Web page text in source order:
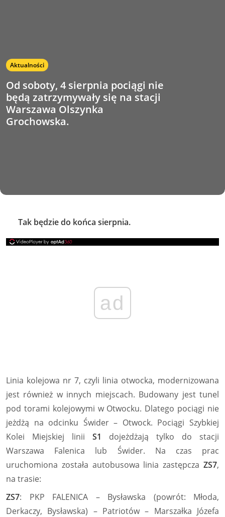
Aktualności
Od soboty, 4 sierpnia pociągi nie
będą zatrzymywały się na stacji
Warszawa Olszynka
Grochowska.
Tak będzie do końca sierpnia.
ad
Linia kolejowa nr 7, czyli linia otwocka, modernizowana
jest również w innych miejscach. Budowany jest tunel
pod torami kolejowymi w Otwocku. Dlatego pociągi nie
jeżdżą na odcinku Świder – Otwock. Pociągi Szybkiej
Kolei Miejskiej linii S1
dojeżdżają tylko do stacji
Warszawa Falenica lub Świder. Na czas prac
uruchomiona została autobusowa linia zastępcza ZS7,
na trasie:
ZS7: PKP FALENICA – Bysławska (powrót: Młoda,
Derkaczy, Bysławska) – Patriotów – Marszałka Józefa